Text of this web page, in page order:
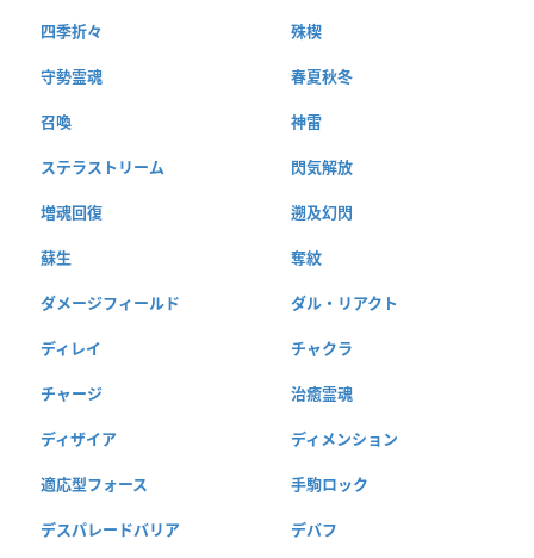
四季折々 殊楔
守勢霊魂 春夏秋冬
召喚 神雷
ステラストリーム 閃気解放
増魂回復 遡及幻閃
蘇生 奪紋
ダメージフィールド ダル・リアクト
ディレイ チャクラ
チャージ 治癒霊魂
ディザイア ディメンション
適応型フォース 手駒ロック
デスパレードバリア デバフ